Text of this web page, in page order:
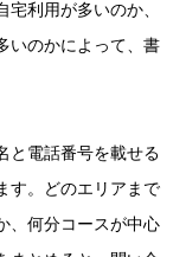
利用が多いのか、
いのかによって、書
と電話番号を載せる
す。どのエリアまで
、何分コースが中心